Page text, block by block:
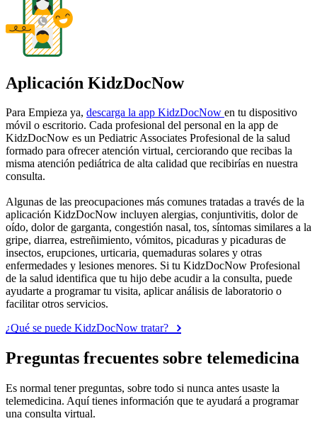
Aplicación KidzDocNow
Para Empieza ya, descarga la app KidzDocNow en tu dispositivo
móvil o escritorio. Cada profesional del personal en la app de
KidzDocNow es un Pediatric Associates Profesional de la salud
formado para ofrecer atención virtual, cerciorando que recibas la
misma atención pediátrica de alta calidad que recibirías en nuestra
consulta.
Algunas de las preocupaciones más comunes tratadas a través de la
aplicación KidzDocNow incluyen alergias, conjuntivitis, dolor de
oído, dolor de garganta, congestión nasal, tos, síntomas similares a la
gripe, diarrea, estreñimiento, vómitos, picaduras y picaduras de
insectos, erupciones, urticaria, quemaduras solares y otras
enfermedades y lesiones menores. Si tu KidzDocNow Profesional
de la salud identifica que tu hijo debe acudir a la consulta, puede
ayudarte a programar tu visita, aplicar análisis de laboratorio o
facilitar otros servicios.
¿Qué se puede KidzDocNow tratar?
Preguntas frecuentes sobre telemedicina
Es normal tener preguntas, sobre todo si nunca antes usaste la
telemedicina. Aquí tienes información que te ayudará a programar
una consulta virtual.